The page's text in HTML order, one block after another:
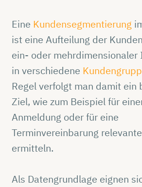
Eine Kundensegmentierung
ist eine Aufteilung der
ein- oder mehrdimensionaler
in verschiedene
Regel verfolgt man damit ein
Ziel, wie zum Beispiel für
Anmeldung oder für eine
Terminvereinbarung
ermitteln.
Als Datengrundlage eignen